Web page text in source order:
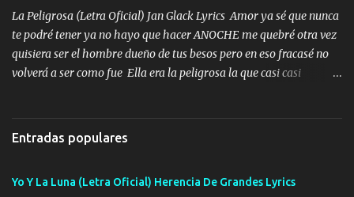
bien cuidado bien atrabancado y a los que me conocen ya saben de
lo que hablo Entre lob...
La Peligrosa (Letra Oficial) Jan Glack Lyrics Amor ya sé que nunca
te podré tener ya no hayo que hacer ANOCHE me quebré otra vez
quisiera ser el hombre dueño de tus besos pero en eso fracasé no
volverá a ser como fue Ella era la peligrosa la que casi casi
años solo pienso en ti mami no me crees se que no me crees
Música Amar me duele estoy rodeado de mujeres pero solo
pasión en la troca tus labios besándome yo quitándote la ropa no
Entradas populares
Yo Y La Luna (Letra Oficial) Herencia De Grandes Lyrics